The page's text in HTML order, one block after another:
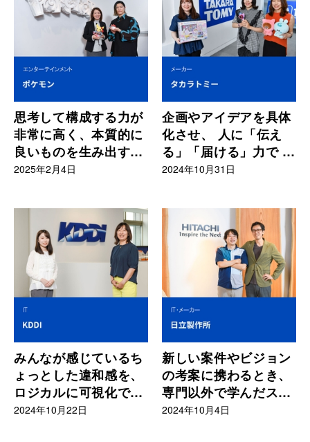
思考して構成する力が
非常に高く、本質的に
良いものを生み出す力
を持っている
2025年2月4日
企画やアイデアを具体
化させ、 人に「伝え
る」「届ける」力で 会
社を推進させてくれる
2024年10月31日
みんなが感じているち
ょっとした違和感を、
ロジカルに可視化でき
る力に期待
2024年10月22日
新しい案件やビジョン
の考案に携わるとき、
専門以外で学んだスキ
ルも活用できている
2024年10月4日